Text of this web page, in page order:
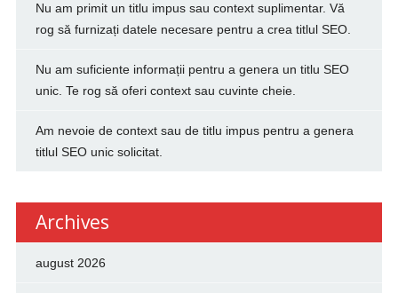
Nu am primit un titlu impus sau context suplimentar. Vă
rog să furnizați datele necesare pentru a crea titlul SEO.
Nu am suficiente informații pentru a genera un titlu SEO
unic. Te rog să oferi context sau cuvinte cheie.
Am nevoie de context sau de titlu impus pentru a genera
titlul SEO unic solicitat.
Archives
august 2026